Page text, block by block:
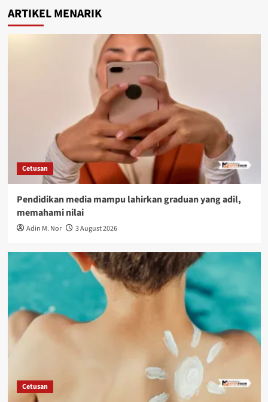
ARTIKEL MENARIK
Cetusan
Pendidikan media mampu lahirkan graduan yang adil,
memahami nilai
Adin M. Nor 3 August 2026
Cetusan